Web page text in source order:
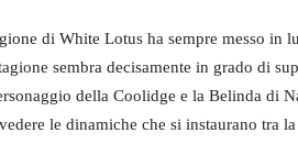
di White Lotus ha sempre messo in
sembra decisamente in grado di
della Coolidge e la Belinda di
le dinamiche che si instaurano tra